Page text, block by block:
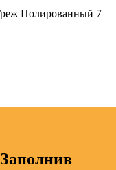
Полированный 7
Заполнив